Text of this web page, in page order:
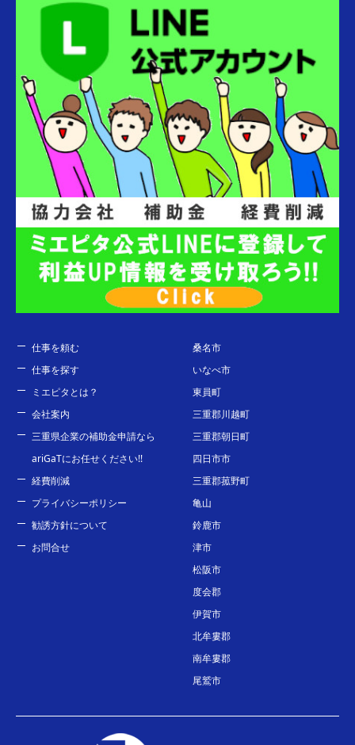
仕事を頼む
仕事を探す
ミエピタとは？
会社案内
三重県企業の補助金申請なら
ariGaTにお任せください!!
経費削減
プライバシーポリシー
勧誘方針について
お問合せ
桑名市
いなべ市
東員町
三重郡川越町
三重郡朝日町
四日市市
三重郡菰野町
亀山
鈴鹿市
津市
松阪市
度会郡
伊賀市
北牟婁郡
南牟婁郡
尾鷲市